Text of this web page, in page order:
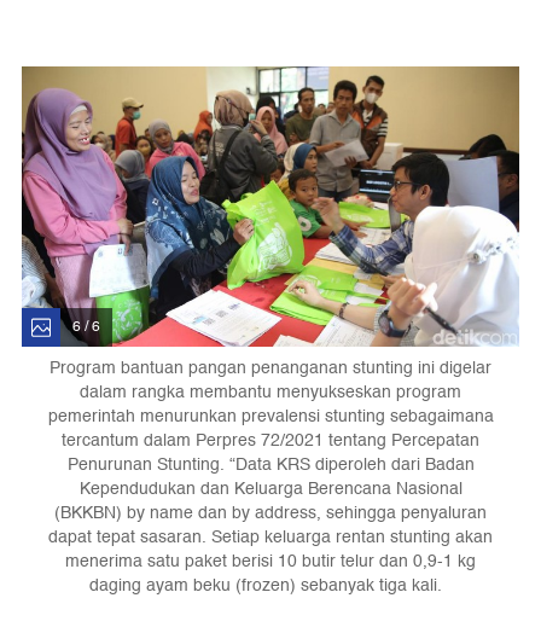
6 / 6
Program bantuan pangan penanganan stunting ini digelar
dalam rangka membantu menyukseskan program
pemerintah menurunkan prevalensi stunting sebagaimana
tercantum dalam Perpres 72/2021 tentang Percepatan
Penurunan Stunting. “Data KRS diperoleh dari Badan
Kependudukan dan Keluarga Berencana Nasional
(BKKBN) by name dan by address, sehingga penyaluran
dapat tepat sasaran. Setiap keluarga rentan stunting akan
menerima satu paket berisi 10 butir telur dan 0,9-1 kg
daging ayam beku (frozen) sebanyak tiga kali.